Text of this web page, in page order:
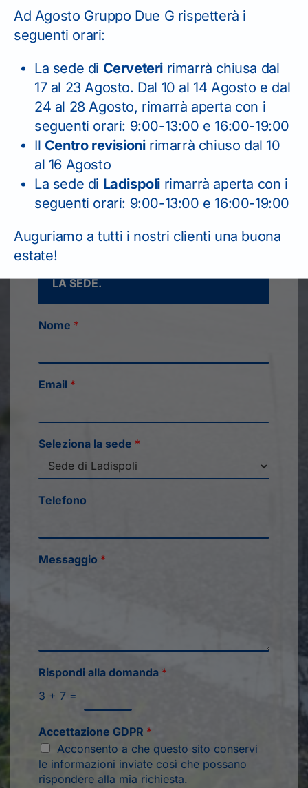
06 99 49 652
richiesta informazioni.
PER I RINNOVI PATENTE
LA SEDE.
Nome *
Email *
Seleziona la sede *
Telefono
Messaggio *
Rispondi alla domanda *
3 + 7 =
Accettazione GDPR *
Acconsento a che questo sito conservi
le informazioni inviate così che possano
rispondere alla mia richiesta.
Ad Agosto Gruppo Due G rispetterà i
seguenti orari:
La sede di Cerveteri rimarrà chiusa dal
17 al 23 Agosto. Dal 10 al 14 Agosto e dal
24 al 28 Agosto, rimarrà aperta con i
seguenti orari: 9:00-13:00 e 16:00-19:00
Il Centro revisionirimarrà chiuso dal 10
al 16 Agosto
La sede di Ladispoli rimarrà aperta con i
seguenti orari: 9:00-13:00 e 16:00-19:00
Auguriamo a tutti i nostri clienti una buona
estate!